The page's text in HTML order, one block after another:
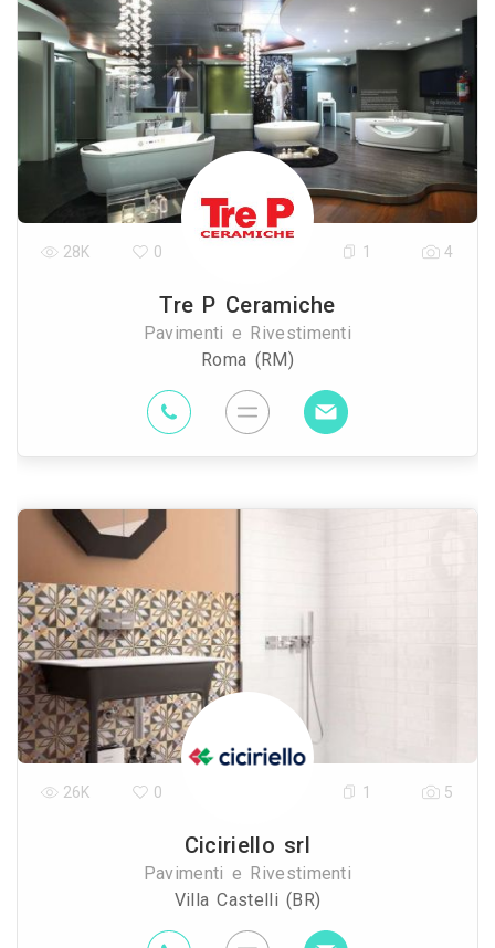
Tre P Ceramiche
Pavimenti e Rivestimenti
Roma (RM)
28K 0 1 4
Ciciriello srl
Pavimenti e Rivestimenti
Villa Castelli (BR)
26K 0 1 5